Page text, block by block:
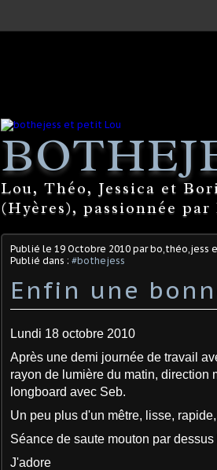
Lou, Théo, Jessica et
(Hyères), passionnée
Publié le 19 Octobre 2010 par bo,théo,jess
Publié dans : #bothejess
Enfin une
Lundi 18 octobre 2010
Après une demi journée de travail
rayon de lumière du matin, direction
longboard avec Seb.
Un peu plus d'un mêtre, lisse,
Séance de saute mouton par dessus
J'adore